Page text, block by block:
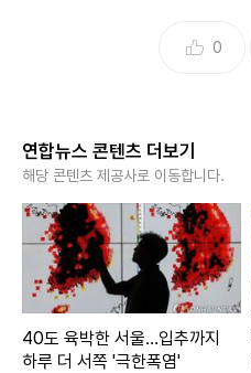
0
연합뉴스 콘텐츠 더보기
해당 콘텐츠 제공사로 이동합니다.
40도 육박한 서울…입추까지
하루 더 서쪽 '극한폭염'